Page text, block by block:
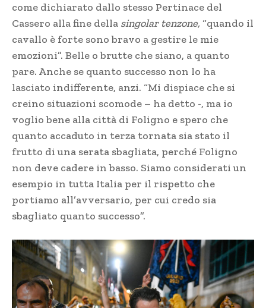
come dichiarato dallo stesso Pertinace del
Cassero alla fine della singolar tenzone, “quando il
cavallo è forte sono bravo a gestire le mie
emozioni”. Belle o brutte che siano, a quanto
pare. Anche se quanto successo non lo ha
lasciato indifferente, anzi. “Mi dispiace che si
creino situazioni scomode – ha detto -, ma io
voglio bene alla città di Foligno e spero che
quanto accaduto in terza tornata sia stato il
frutto di una serata sbagliata, perché Foligno
non deve cadere in basso. Siamo considerati un
esempio in tutta Italia per il rispetto che
portiamo all’avversario, per cui credo sia
sbagliato quanto successo”.